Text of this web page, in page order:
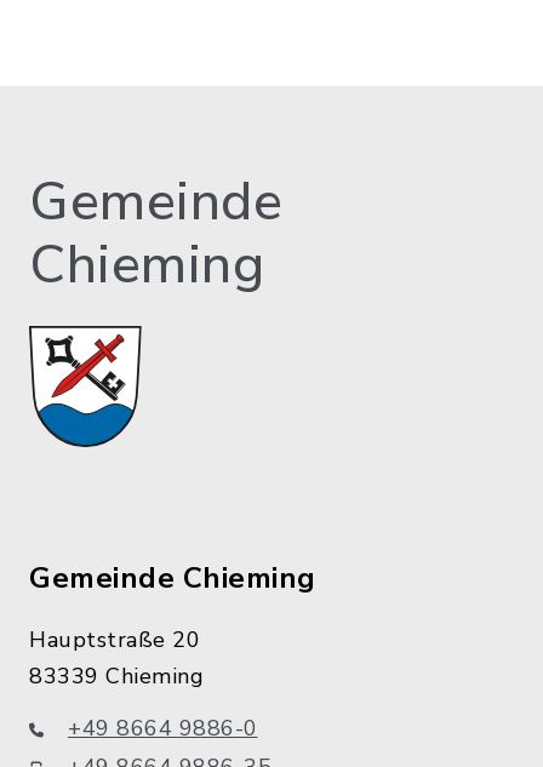
Gemeinde
Chieming
Gemeinde Chieming
Hauptstraße 20
83339 Chieming
+49 8664 9886-0